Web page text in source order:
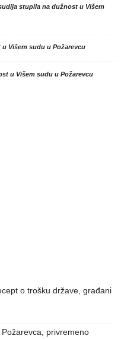
stupila na dužnost u Višem
Višem sudu u Požarevcu
u Višem sudu u Požarevcu
o trošku države, građani
privremeno